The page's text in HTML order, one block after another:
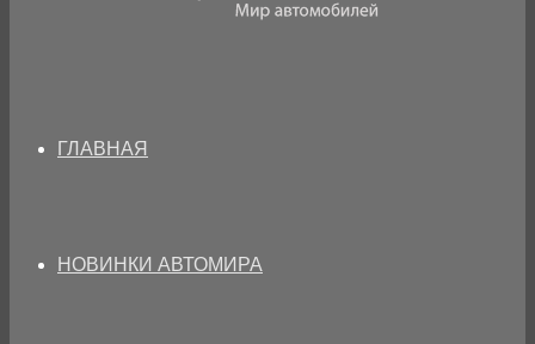
ГЛАВНАЯ
НОВИНКИ АВТОМИРА